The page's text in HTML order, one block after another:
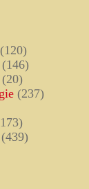
(120)
(146)
(20)
(237)
(439)